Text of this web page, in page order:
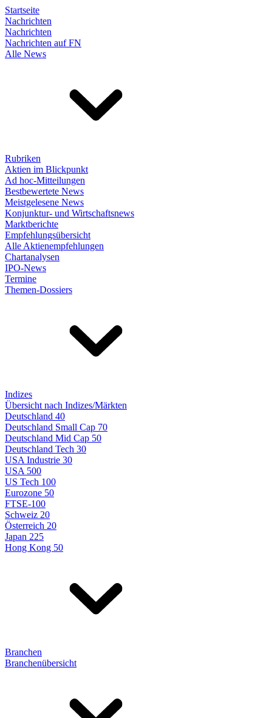
Startseite
Nachrichten
Nachrichten
Nachrichten auf FN
Alle News
Rubriken
Aktien im Blickpunkt
Ad hoc-Mitteilungen
Bestbewertete News
Meistgelesene News
Konjunktur- und Wirtschaftsnews
Marktberichte
Empfehlungsübersicht
Alle Aktienempfehlungen
Chartanalysen
IPO-News
Termine
Themen-Dossiers
Indizes
Übersicht nach Indizes/Märkten
Deutschland 40
Deutschland Small Cap 70
Deutschland Mid Cap 50
Deutschland Tech 30
USA Industrie 30
USA 500
US Tech 100
Eurozone 50
FTSE-100
Schweiz 20
Österreich 20
Japan 225
Hong Kong 50
Branchen
Branchenübersicht